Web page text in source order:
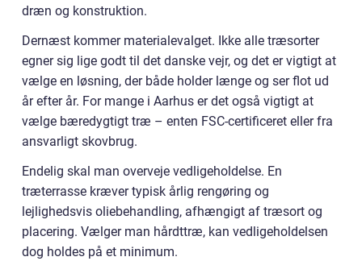
dræn og konstruktion.
Dernæst kommer materialevalget. Ikke alle træsorter
egner sig lige godt til det danske vejr, og det er vigtigt at
vælge en løsning, der både holder længe og ser flot ud
år efter år. For mange i Aarhus er det også vigtigt at
vælge bæredygtigt træ – enten FSC-certificeret eller fra
ansvarligt skovbrug.
Endelig skal man overveje vedligeholdelse. En
træterrasse kræver typisk årlig rengøring og
lejlighedsvis oliebehandling, afhængigt af træsort og
placering. Vælger man hårdttræ, kan vedligeholdelsen
dog holdes på et minimum.